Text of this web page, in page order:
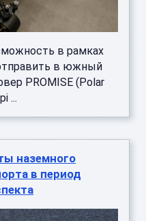
в рамках
в южный
PROMISE (Polar
...
наземного
в период